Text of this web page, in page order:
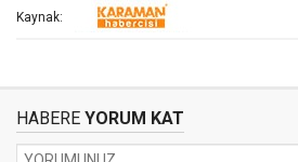
Kaynak:
HABERE YORUM KAT